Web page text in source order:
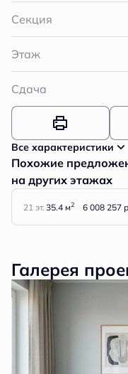
Секция
Этаж
Сдача
Все характеристики
Похожие
на других этажах
21 эт. 35.4 м2 6 008 257
Галерея